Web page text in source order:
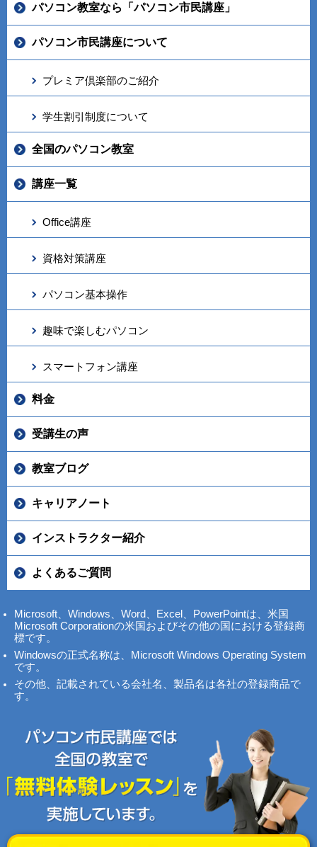
パソコン教室なら「パソコン市民講座」
パソコン市民講座について
プレミア倶楽部のご紹介
学生割引制度について
全国のパソコン教室
講座一覧
Office講座
資格対策講座
パソコン基本操作
趣味で楽しむパソコン
スマートフォン講座
料金
受講生の声
教室ブログ
キャリアノート
インストラクター紹介
よくあるご質問
Microsoft、Windows、Word、Excel、PowerPointは、米国
Microsoft Corporationの米国およびその他の国における登録商
標です。
Windowsの正式名称は、Microsoft Windows Operating System
です。
その他、記載されている会社名、製品名は各社の登録商品で
す。